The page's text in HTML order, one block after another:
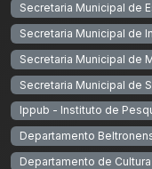
Secretaria Municipal de
Secretaria Municipal de
Secretaria Municipal de
Secretaria Municipal de
Ippub - Instituto de
Departamento
Departamento de Cultura